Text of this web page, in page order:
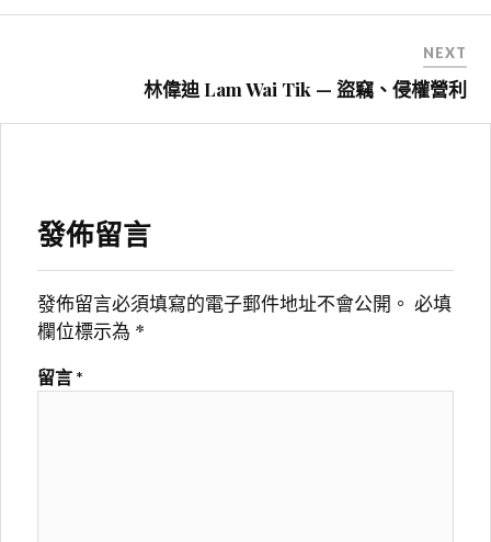
導
NEXT
林偉迪 Lam Wai Tik — 盜竊、侵權營利
發佈留言
發佈留言必須填寫的電子郵件地址不會公開。 必填
欄位標示為 *
留言 *